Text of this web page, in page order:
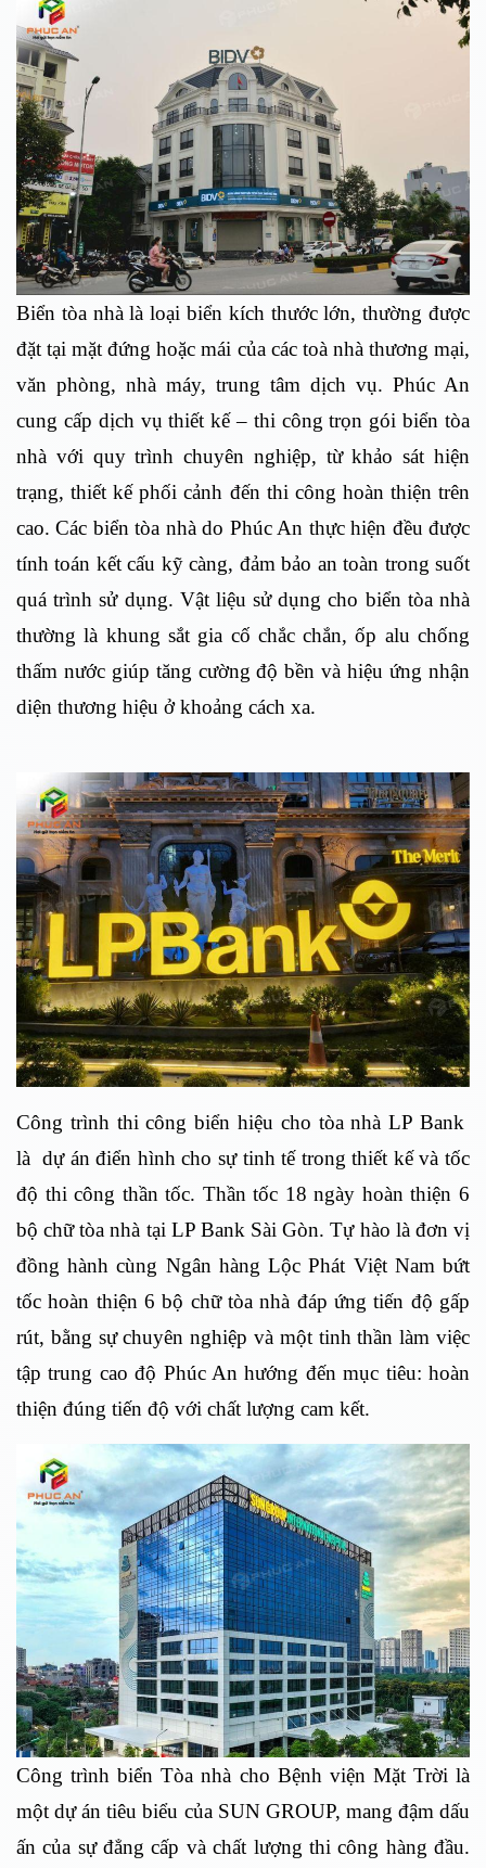
Biển tòa nhà là loại biển kích thước lớn, thường được
đặt tại mặt đứng hoặc mái của các toà nhà thương mại,
văn phòng, nhà máy, trung tâm dịch vụ. Phúc An
cung cấp dịch vụ thiết kế – thi công trọn gói biển tòa
nhà với quy trình chuyên nghiệp, từ khảo sát hiện
trạng, thiết kế phối cảnh đến thi công hoàn thiện trên
cao. Các biển tòa nhà do Phúc An thực hiện đều được
tính toán kết cấu kỹ càng, đảm bảo an toàn trong suốt
quá trình sử dụng. Vật liệu sử dụng cho biển tòa nhà
thường là khung sắt gia cố chắc chắn, ốp alu chống
thấm nước giúp tăng cường độ bền và hiệu ứng nhận
diện thương hiệu ở khoảng cách xa.
Công trình thi công biển hiệu cho tòa nhà LP Bank
là dự án điển hình cho sự tinh tế trong thiết kế và tốc
độ thi công thần tốc. Thần tốc 18 ngày hoàn thiện 6
bộ chữ tòa nhà tại LP Bank Sài Gòn.Tự hào là đơn vị
đồng hành cùng Ngân hàng Lộc Phát Việt Nam bứt
tốc hoàn thiện 6 bộ chữ tòa nhà đáp ứng tiến độ gấp
rút, bằng sự chuyên nghiệp và một tinh thần làm việc
tập trung cao độ Phúc An hướng đến mục tiêu: hoàn
thiện đúng tiến độ với chất lượng cam kết.
Công trình biển Tòa nhà cho Bệnh viện Mặt Trời là
một dự án tiêu biểu của SUN GROUP, mang đậm dấu
ấn của sự đẳng cấp và chất lượng thi công hàng đầu.